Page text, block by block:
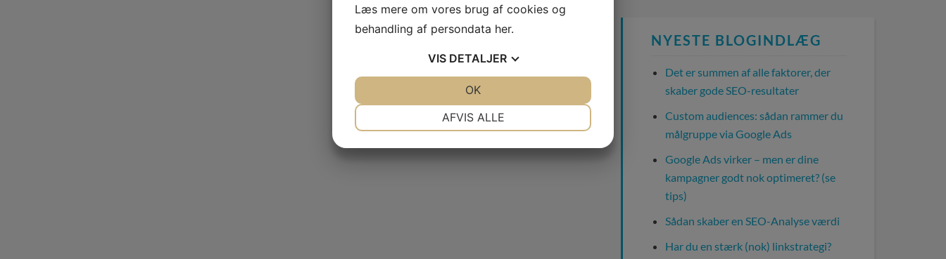
NYESTE BLOGINDLÆG
Det er summen af alle faktorer, der
skaber gode SEO-resultater
Custom audiences: sådan rammer du
målgruppe via Google Ads
Google Ads virker – men er dine
kampagner godt nok optimeret? (se
tips)
Sådan skaber en SEO-Analyse værdi
Har du en stærk (nok) linkstrategi?
Læs mere om vores brug af cookies og
behandling af persondata her.
VIS DETALJER
AFVIS ALLE
OK